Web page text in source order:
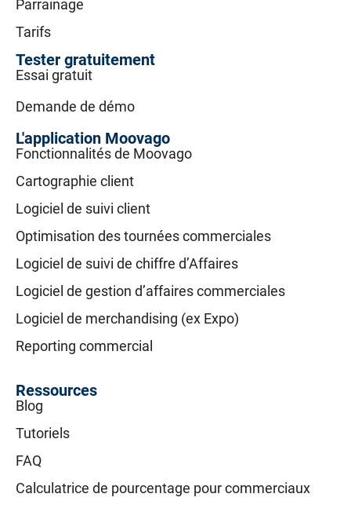
Parrainage
Tarifs
Tester gratuitement
Essai gratuit
Demande de démo
L'application Moovago
Fonctionnalités de Moovago
Cartographie client
Logiciel de suivi client
Optimisation des tournées commerciales
Logiciel de suivi de chiffre d’Affaires
Logiciel de gestion d’affaires commerciales
Logiciel de merchandising (ex Expo)
Reporting commercial
Ressources
Blog
Tutoriels
FAQ
Calculatrice de pourcentage pour commerciaux